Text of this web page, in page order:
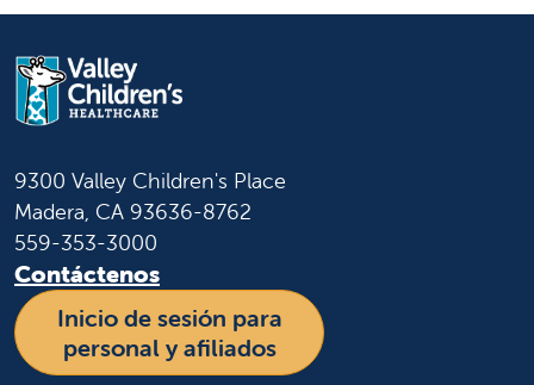
9300 Valley Children's Place
Madera, CA 93636-8762
559-353-3000
Contáctenos
Inicio de sesión para
personal y afiliados